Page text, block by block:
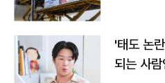
'태도 논
되는 사